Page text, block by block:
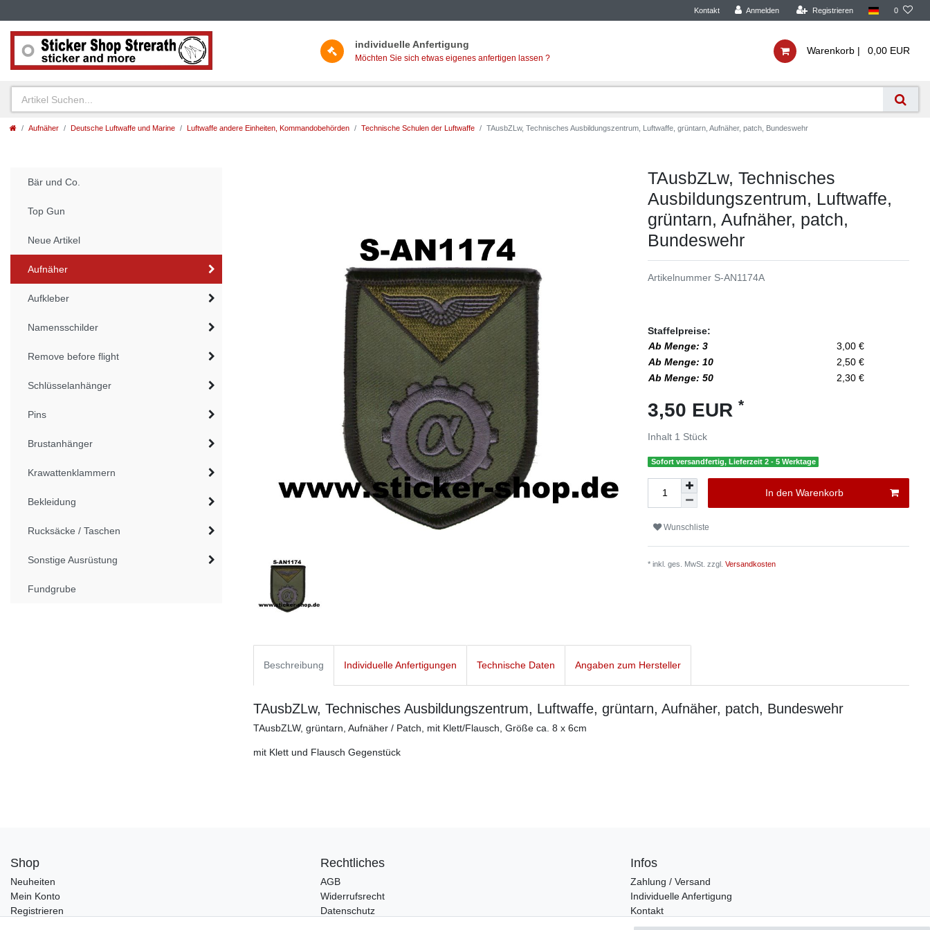
Kontakt Anmelden Registrieren 0
individuelle Anfertigung
Möchten Sie sich etwas eigenes anfertigen lassen ?
Warenkorb | 0,00 EUR
Aufnäher Deutsche Luftwaffe und Marine Luftwaffe andere Einheiten, Kommandobehörden Technische Schulen der Luftwaffe TAusbZLw, Technisches Ausbildungszentrum, Luftwaffe, grüntarn, Aufnäher, patch, Bundeswehr
Bär und Co.
Top Gun
Neue Artikel
Aufnäher
Aufkleber
Namensschilder
Remove before flight
Schlüsselanhänger
Pins
Brustanhänger
Krawattenklammern
Bekleidung
Rucksäcke / Taschen
Sonstige Ausrüstung
Fundgrube
TAusbZLw, Technisches
Ausbildungszentrum, Luftwaffe,
grüntarn, Aufnäher, patch,
Bundeswehr
Artikelnummer S-AN1174A
Staffelpreise:
Ab Menge: 3
3,00 €
Ab Menge: 10
2,50 €
Ab Menge: 50
2,30 €
3,50 EUR *
Inhalt 1 Stück
Sofort versandfertig, Lieferzeit 2 - 5 Werktage
In den Warenkorb
Wunschliste
* inkl. ges. MwSt. zzgl.Versandkosten
Beschreibung Individuelle Anfertigungen Technische Daten Angaben zum Hersteller
TAusbZLw, Technisches Ausbildungszentrum, Luftwaffe, grüntarn, Aufnäher, patch, Bundeswehr
TAusbZLW, grüntarn, Aufnäher / Patch, mit Klett/Flausch, Größe ca. 8 x 6cm
mit Klett und Flausch Gegenstück
Shop
Neuheiten
Mein Konto
Registrieren
Rechtliches
AGB
Widerrufsrecht
Datenschutz
Infos
Zahlung / Versand
Individuelle Anfertigung
Kontakt